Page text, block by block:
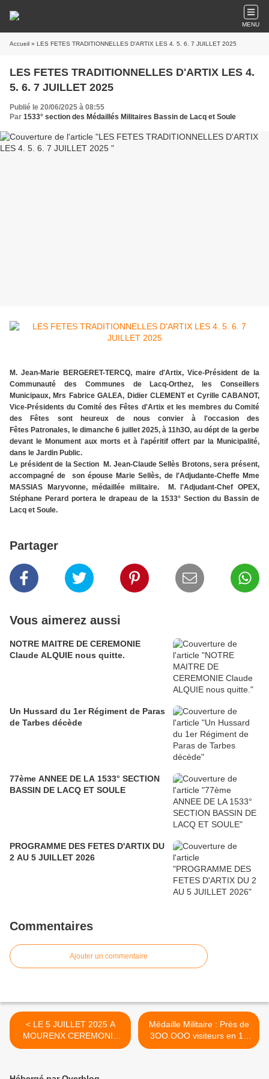
MENU
Accueil » LES FETES TRADITIONNELLES D'ARTIX LES 4. 5. 6. 7 JUILLET 2025
LES FETES TRADITIONNELLES D'ARTIX LES 4.
5. 6. 7 JUILLET 2025
Publié le 20/06/2025 à 08:55
Par 1533° section des Médaillés Militaires Bassin de Lacq et Soule
M. Jean-Marie BERGERET-TERCQ, maire d'Artix, Vice-Président de la
Communauté des Communes de Lacq-Orthez, les Conseillers
Municipaux, Mrs Fabrice GALEA, Didier CLEMENT et Cyrille CABANOT,
Vice-Présidents du Comité des Fêtes d'Artix et les membres du Comité
des Fêtes sont heureux de nous convier à l'occasion des
Fêtes Patronales, le dimanche 6 juillet 2025, à 11h3O, au dépt de la gerbe
devant le Monument aux morts et à l'apéritif offert par la Municipalité,
dans le Jardin Public.
Le président de la Section M. Jean-Claude Sellès Brotons, sera présent,
accompagné de son épouse Marie Sellès, de l'Adjudante-Cheffe Mme
MASSIAS Maryvonne, médaillée militaire. M. l'Adjudant-Chef OPEX,
Stéphane Perard portera le drapeau de la 1533° Section du Bassin de
Lacq et Soule.
Partager
Vous aimerez aussi
NOTRE MAITRE DE CEREMONIE
Claude ALQUIE nous quitte.
Un Hussard du 1er Régiment de Paras
de Tarbes décède
77ème ANNEE DE LA 1533° SECTION
BASSIN DE LACQ ET SOULE
PROGRAMME DES FETES D'ARTIX DU
2 AU 5 JUILLET 2026
Commentaires
Ajouter un commentaire
< LE 5 JUILLET 2025 A
MOURENX CEREMONIE
DU MASSACRE D'ORAN
Médaille Militaire : Près de
3OO.OOO visiteurs en 15
ans... >